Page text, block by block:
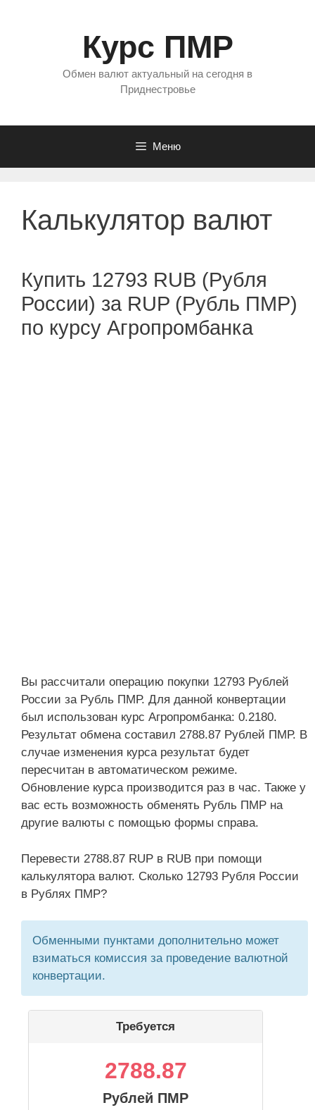
Курс ПМР
Обмен валют актуальный на сегодня в
Приднестровье
Меню
Калькулятор валют
Купить 12793 RUB (Рубля
России) за RUP (Рубль ПМР)
по курсу Агропромбанка
Вы рассчитали операцию покупки 12793 Рублей
России за Рубль ПМР. Для данной конвертации
был использован курс Агропромбанка: 0.2180.
Результат обмена составил 2788.87 Рублей ПМР. В
случае изменения курса результат будет
пересчитан в автоматическом режиме.
Обновление курса производится раз в час. Также у
вас есть возможность обменять Рубль ПМР на
другие валюты с помощью формы справа.
Перевести 2788.87 RUP в RUB при помощи
калькулятора валют. Сколько 12793 Рубля России
в Рублях ПМР?
Обменными пунктами дополнительно может
взиматься комиссия за проведение валютной
конвертации.
Требуется
2788.87
Рублей ПМР